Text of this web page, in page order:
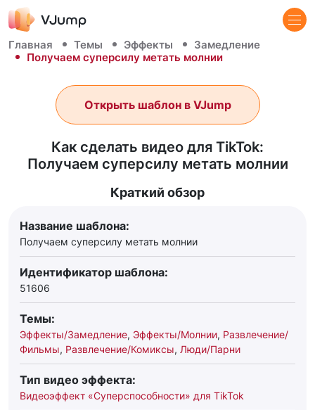
Главная Темы Эффекты
Замедление
Получаем суперсилу метать молнии
Как сделать видео для TikTok:
Получаем суперсилу метать молнии
Открыть шаблон в VJump
Краткий обзор
Название шаблона:
Получаем суперсилу метать молнии
Идентификатор шаблона:
51606
Темы:
Эффекты/Замедление, Эффекты/Молнии, Развлечение/
Фильмы, Развлечение/Комиксы, Люди/Парни
Тип видео эффекта:
Видеоэффект «Суперспособности» для TikTok